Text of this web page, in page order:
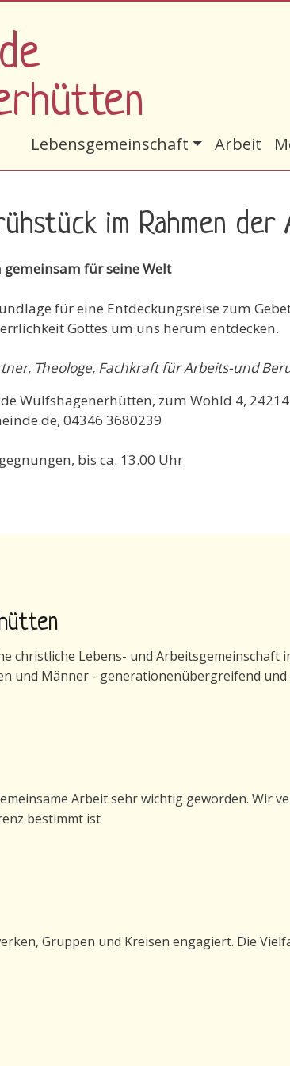
Hauptnavigation
Lebensgemeinschaft Arbeit
im Rahmen
für seine Welt
für eine Entdeckungsreise zum
Gottes um uns herum entdecken.
Theologe, Fachkraft für Arbeits-und
Wulfshagenerhütten, zum Wohld 4,
04346 3680239
bis ca. 13.00 Uhr
christliche Lebens- und Arbeitsgemeinschaft
und Männer - generationenübergreifend
Arbeit sehr wichtig geworden. Wir
bestimmt ist
Gruppen und Kreisen engagiert. Die